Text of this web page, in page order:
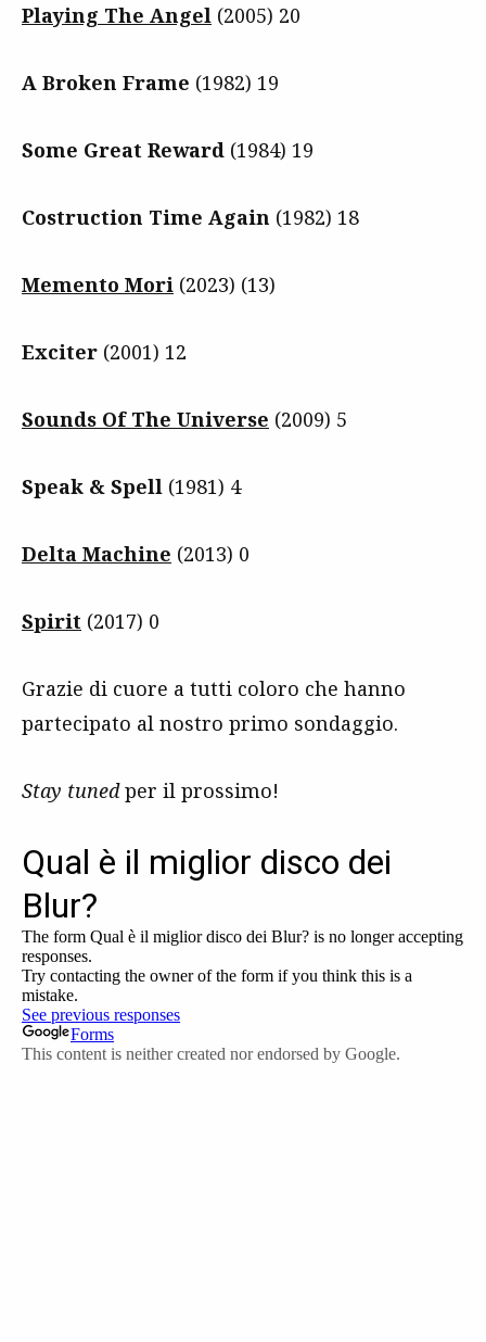
Playing The Angel (2005) 20
A Broken Frame (1982) 19
Some Great Reward (1984) 19
Costruction Time Again (1982) 18
Memento Mori (2023) (13)
Exciter (2001) 12
Sounds Of The Universe (2009) 5
Speak & Spell (1981) 4
Delta Machine (2013) 0
Spirit (2017) 0
Grazie di cuore a tutti coloro che hanno
partecipato al nostro primo sondaggio.
Stay tunedper il prossimo!